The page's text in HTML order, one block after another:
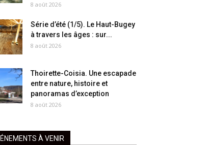
8 août 2026
Série d’été (1/5). Le Haut-Bugey
à travers les âges : sur...
8 août 2026
Thoirette-Coisia. Une escapade
entre nature, histoire et
panoramas d’exception
8 août 2026
À VENIR